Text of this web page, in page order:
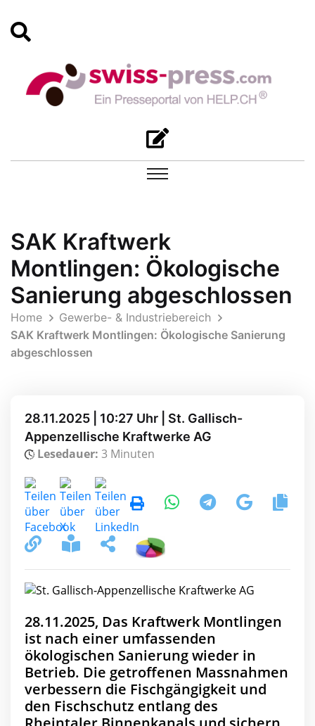
SAK Kraftwerk
Montlingen: Ökologische
Sanierung abgeschlossen
Home
Gewerbe- & Industriebereich
SAK Kraftwerk Montlingen: Ökologische Sanierung
abgeschlossen
28.11.2025 | 10:27 Uhr | St. Gallisch-
Appenzellische Kraftwerke AG
Lesedauer: 3 Minuten
28.11.2025, Das Kraftwerk Montlingen
ist nach einer umfassenden
ökologischen Sanierung wieder in
Betrieb. Die getroffenen Massnahmen
verbessern die Fischgängigkeit und
den Fischschutz entlang des